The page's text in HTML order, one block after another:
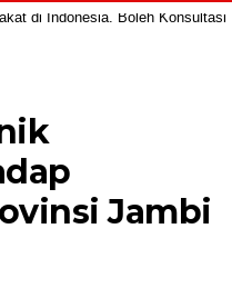
di Indonesia. Boleh
Jambi